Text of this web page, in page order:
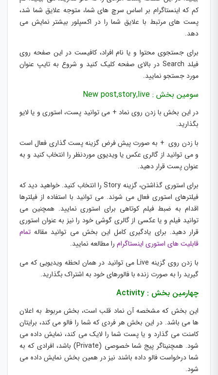
کم که اینستاگرام بر اساس سرچ های شما، متوجه علایق شما شد،
پست های مرتبط با علایق شما را در اکسپلور بیشتر نمایش می
دهد.
برای جستجوی محتوا و یا نام افراد، کافیست در این صفحه روی
فیلد Search در بالای صفحه کلیک کنید و شروع به تایپ عنوان
مورد جستجو نمایید.
سومین بخش : New post,story,live
در این بخش با زدن روی نماد + می توانید پست، استوری و یا لایو
بگذارید.
با زدن روی + به صورت پیش فرض گزینه پست گذاری فعال است
و می توانید از گالری عکس یا ویدیوی موردنظر را انتخاب کنید و به
عنوان پست قرار دهید.
برای استوری گذاشتن، گزینه Story را انتخاب کنید. خواهید دید که
فیلترهای استوری فعال می شوند. می توانید با استفاده از فیلترها
اقدام به ضبط فیلم کوتاهی برای استوری نمایید. همچنین می
توانید فیلم و یا عکسی از گالری گوشی خود را نیز به عنوان استوری
قرار دهید. برای یادگیری کامل این بخش می توانید مقاله تمام
قابلیت های استوری اینستاگرام را مطالعه نمایید.
با زدن روی گزینه Live می توانید در همان لحظه ویدیویی که می
گیرید را به صورت زنده با فالورهای خود به اشتراک بگذارید.
چهارمین بخش : Activity
این بخش که مشخصه آن نماد قلب است، بخش مربوط به اعلان
ها می باشد. در این بخش هر فردی که شما را فالو می کند، برایتان
کامنت می گذارد و یا پست شما را لایک می کند، نمایش داده می
شود. همچنیناگر پیج شما خصوصی (Private) باشد، افرادی که به
شما درخواست فالو داده باشند نیز در همین بخش نمایش داده می
شود.